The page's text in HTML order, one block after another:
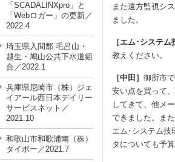
「SCADALINXpro」と
「Webロガー」の更新／
2022.4
埼玉県入間郡 毛呂山・
越生・鳩山公共下水道組
合／2022.1
兵庫県尼崎市（株）ジェ
イアール西日本デイリー
サービスネット／
2021.10
和歌山市和歌浦南（株）
タイボー／2021.7
また遠方監視シ
ました。
［エム･システム
教えください。
［中田］ 御所市
安い点を買って
してきて、他メ
できました。ま
エム･システム技
タについても予